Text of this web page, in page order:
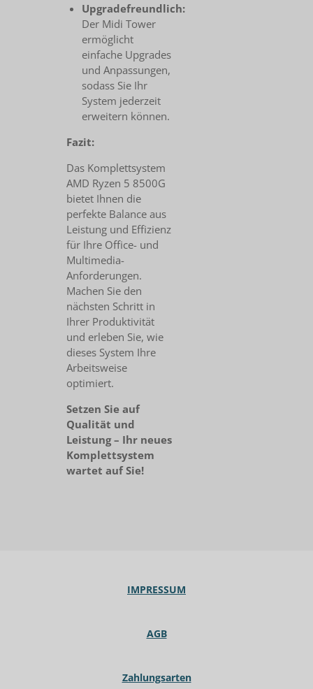
Upgradefreundlich:
Der Midi Tower
ermöglicht
einfache Upgrades
und Anpassungen,
sodass Sie Ihr
System jederzeit
erweitern können.
Fazit:
Das Komplettsystem
AMD Ryzen 5 8500G
bietet Ihnen die
perfekte Balance aus
Leistung und Effizienz
für Ihre Office- und
Multimedia-
Anforderungen.
Machen Sie den
nächsten Schritt in
Ihrer Produktivität
und erleben Sie, wie
dieses System Ihre
Arbeitsweise
optimiert.
Setzen Sie auf
Qualität und
Leistung – Ihr neues
Komplettsystem
wartet auf Sie!
IMPRESSUM
AGB
Zahlungsarten